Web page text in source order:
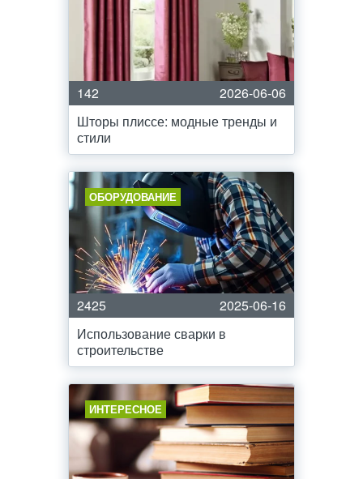
142
2026-06-06
Шторы плиссе: модные тренды и
стили
ОБОРУДОВАНИЕ
2425
2025-06-16
Использование сварки в
строительстве
ИНТЕРЕСНОЕ